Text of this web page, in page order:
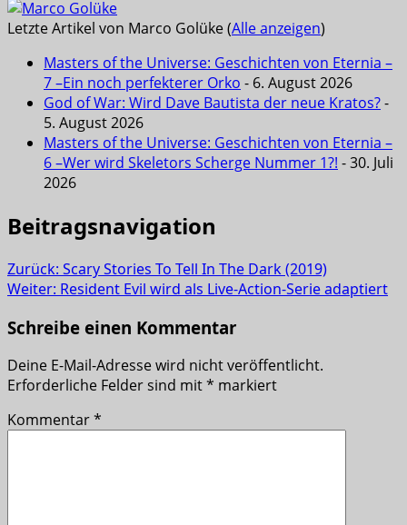
Letzte Artikel von Marco Golüke(Alle anzeigen)
Masters of the Universe: Geschichten von Eternia –
7 –Ein noch perfekterer Orko - 6. August 2026
God of War: Wird Dave Bautista der neue Kratos?-
5. August 2026
Masters of the Universe: Geschichten von Eternia –
6 –Wer wird Skeletors Scherge Nummer 1?! - 30. Juli
2026
Beitragsnavigation
Zurück: Scary Stories To Tell In The Dark (2019)
Weiter: Resident Evil wird als Live-Action-Serie adaptiert
Schreibe einen Kommentar
Deine E-Mail-Adresse wird nicht veröffentlicht.
Erforderliche Felder sind mit* markiert
Kommentar*